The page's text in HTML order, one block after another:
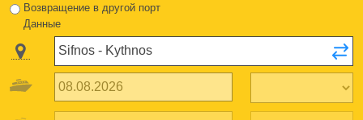
Возвращение в другой порт
Данные